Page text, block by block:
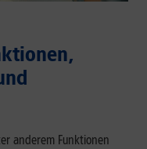
anderem Funktionen